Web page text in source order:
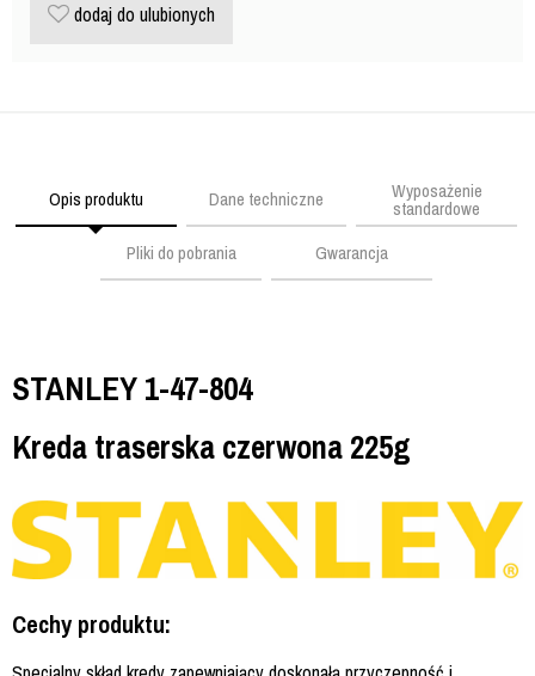
dodaj do ulubionych
Opis produktu Dane techniczne Wyposażenie
standardowe
Pliki do pobrania
Gwarancja
STANLEY 1-47-804
Kreda traserska czerwona 225g
Cechy produktu: